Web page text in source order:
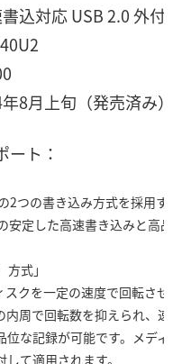
応 USB 2.0 外付型
上旬（発売済み）
ト：
2つの書き込み方式を採用す
安定した高速書き込みと高品
式」
クを一定の速度で回転させ
内周で回転数を抑えられ、速
な記録が可能です。メディ
て適用されます。